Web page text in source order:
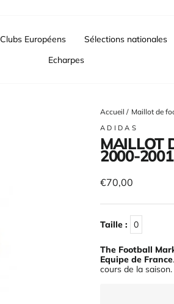
Clubs Européens Sélections nationales
Echarpes
Accueil / Maillot de
ADIDAS
MAILLOT
2000-2001
Prix
€70,00
Taille : 0
The Football
Equipe de France
cours de la saison.